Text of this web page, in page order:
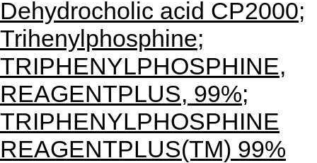
Dehydrocholic acid CP2000;
Trihenylphosphine;
TRIPHENYLPHOSPHINE,
REAGENTPLUS, 99%;
TRIPHENYLPHOSPHINE
REAGENTPLUS(TM) 99%